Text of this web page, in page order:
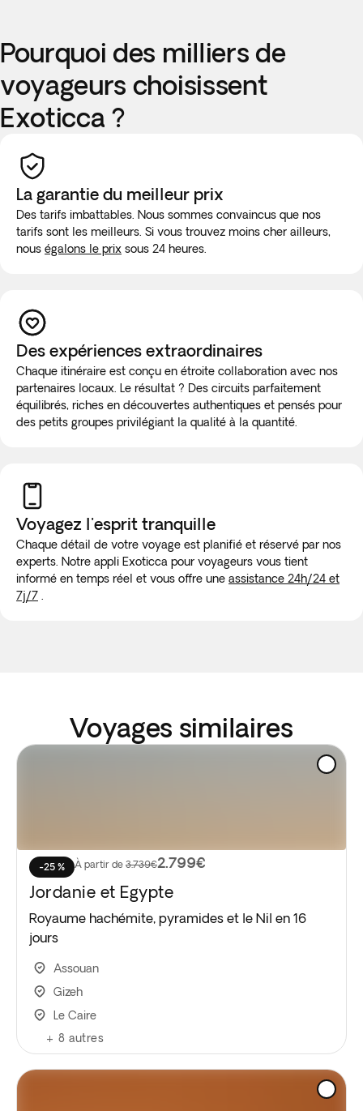
Pourquoi des milliers de
voyageurs choisissent
Exoticca ?
La garantie du meilleur prix
Des tarifs imbattables. Nous sommes convaincus que nos
tarifs sont les meilleurs. Si vous trouvez moins cher ailleurs,
nous égalons le prix sous 24 heures.
Des expériences extraordinaires
Chaque itinéraire est conçu en étroite collaboration avec nos
partenaires locaux. Le résultat ? Des circuits parfaitement
équilibrés, riches en découvertes authentiques et pensés pour
des petits groupes privilégiant la qualité à la quantité.
Voyagez l'esprit tranquille
Chaque détail de votre voyage est planifié et réservé par nos
experts. Notre appli Exoticca pour voyageurs vous tient
informé en temps réel et vous offre une assistance 24h/24 et
7j/7
Voyages similaires
-25 % À partir de 3.739€2.799€
Jordanie et Egypte
Royaume hachémite, pyramides et le Nil en 16
jours
Assouan
Gizeh
Le Caire
+ 8 autres